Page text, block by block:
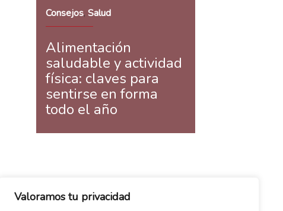
Valoramos tu privacidad
Consejos, Salud
Alimentación
saludable y actividad
física: claves para
sentirse en forma
todo el año